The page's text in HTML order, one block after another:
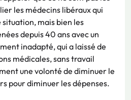
les médecins libéraux qui
situation, mais bien les
depuis 40 ans avec un
inadapté, qui a laissé de
médicales, sans travail
une volonté de diminuer le
pour diminuer les dépenses.